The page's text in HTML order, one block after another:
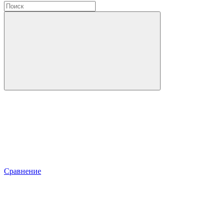
Сравнение